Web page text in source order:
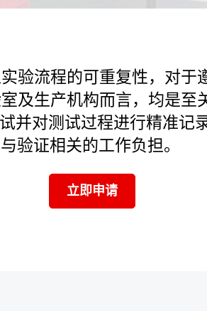
验流程的可重复性，对于
及生产机构而言，均是
并对测试过程进行精准记
与验证相关的工作负担。
立即申请